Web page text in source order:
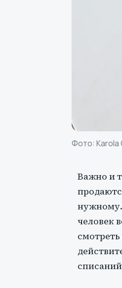
Фото: Karola
Важно и
нужному.
человек